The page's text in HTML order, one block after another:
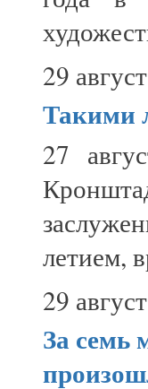
29
Такими
27
летием,
29
За семь